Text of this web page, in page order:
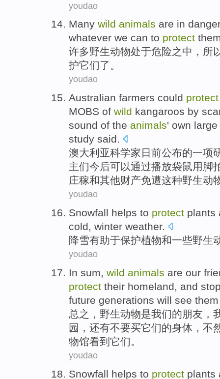
youdao
Many wild animals are in
whatever we can to protect
许多野生动物处于危险之中，所
护它们了。
youdao
Australian farmers could protect
MOBS of wild kangaroos by
sound of the animals' own large
study said.
澳大利亚科学家日前公布的一项
主们今后可以通过播放袋鼠用 脚
庄稼和其他财产免遭这种野生动
youdao
Snowfall helps to protect plants
cold, winter weather.
降雪有助于保护植物和一些野生
youdao
In sum, wild animals are our
protect their homeland, and
future generations will see them
总之 ， 野生动物是我们的朋友 ，
园 ， 还有不要买它们的身体 ， 不
物馆看到 它们。
youdao
Snowfall helps to protect plants